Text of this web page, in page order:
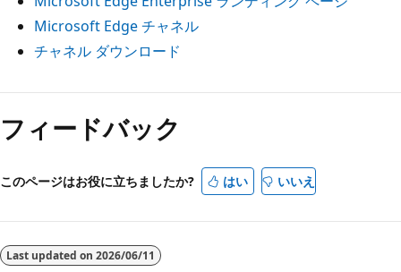
Microsoft Edge チャネル
チャネル ダウンロード
フィードバック
このページはお役に立ちましたか? はい いいえ
Last updated on 2026/06/11